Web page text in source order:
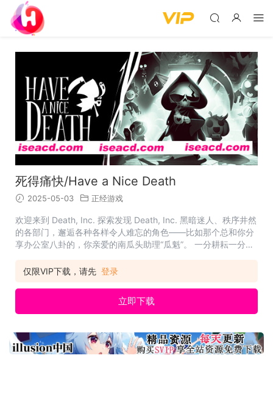
死得痛快/Have a Nice Death
2025-05-03 正经游戏
欢迎来到 Death, Inc. 探索发现 Death, Inc. 黑暗迷人、秩序井然
的各部门，邂逅各种各样令人难忘的角色——比如那个总和你分
享办公室八卦的，你亲爱的南瓜头助理“瓜魁”。 一分耕耘一分收
30 种可升级的武器和咒语，创造出毁灭性的组合。 死神永不眠
仅限VIP下载，请先 登录
立即下载